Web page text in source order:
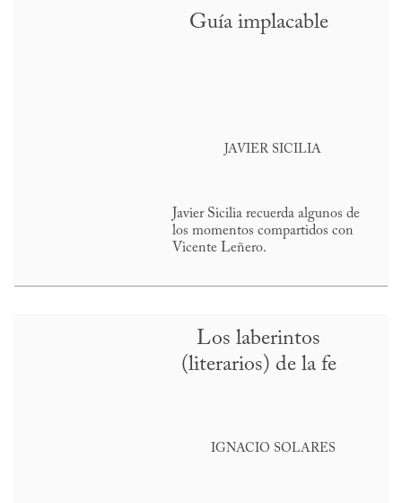
Guía implacable
JAVIER SICILIA
Javier Sicilia recuerda algunos de
los momentos compartidos con
Vicente Leñero.
Los laberintos
(literarios) de la fe
IGNACIO SOLARES